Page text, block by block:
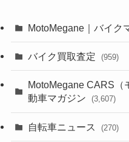
MotoMegane｜バイク
(44)
(639)(306)
バイク買取査定 (959)
MotoMegane CARS（
動車マガジン
(3,607)
自転車ニュース (270)